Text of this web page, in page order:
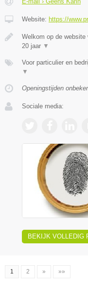
Website: https://
Welkom op de
20 jaar ▼
Voor particulier en
▼
Openingstijden
Sociale media:
BEKIJK VOLLEDIG
1 2 » »»